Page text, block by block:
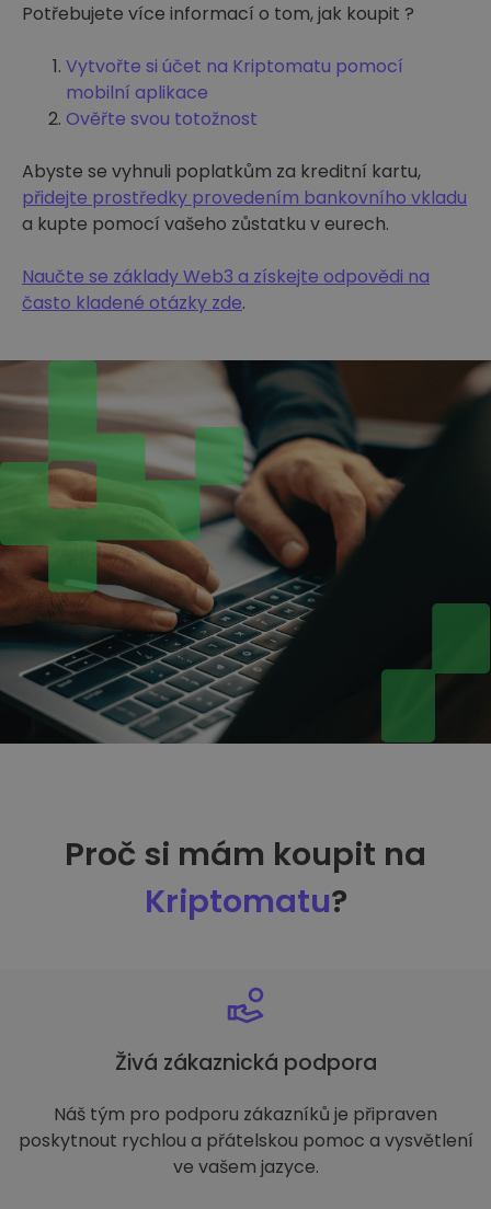
Potřebujete více informací o tom, jak koupit ?
Vytvořte si účet na Kriptomatu pomocí
mobilní aplikace
Ověřte svou totožnost
Abyste se vyhnuli poplatkům za kreditní kartu,
přidejte prostředky provedením bankovního vkladu
a kupte pomocí vašeho zůstatku v eurech.
Naučte se základy Web3 a získejte odpovědi na
často kladené otázky zde.
Proč si mám koupit na
Kriptomatu?
Živá zákaznická podpora
Náš tým pro podporu zákazníků je připraven
poskytnout rychlou a přátelskou pomoc a vysvětlení
ve vašem jazyce.